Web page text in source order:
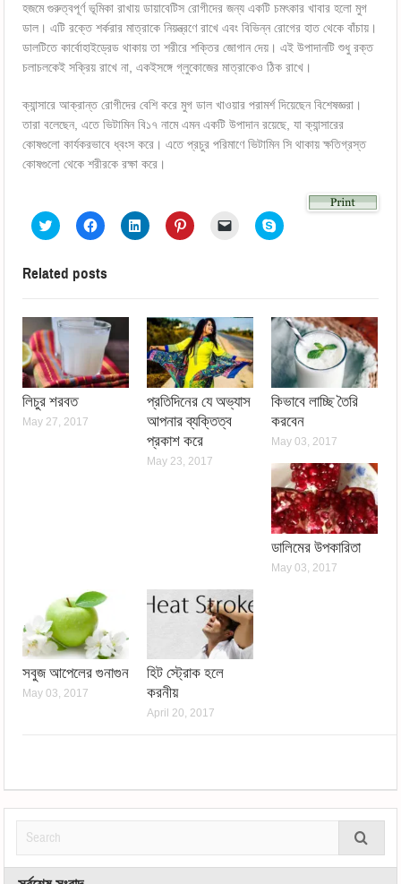
হজমে গুরুত্বপূর্ণ ভূমিকা রাখায় ডায়াবেটিস রোগীদের জন্য একটি চমৎকার খাবার হলো মুগ
ডাল। এটি রক্তে শর্করার মাত্রাকে নিয়ন্ত্রণে রাখে এবং বিভিন্ন রোগের হাত থেকে বাঁচায়।
ডালটিতে কার্বোহাইড্রেড থাকায় তা শরীরে শক্তির জোগান দেয়। এই উপাদানটি শুধু রক্ত
চলাচলকেই সক্রিয় রাখে না, একইসঙ্গে গ্লুকোজের মাত্রাকেও ঠিক রাখে।
ক্যান্সারে আক্রান্ত রোগীদের বেশি করে মুগ ডাল খাওয়ার পরামর্শ দিয়েছেন বিশেষজ্ঞরা।
তারা বলেছেন, এতে ভিটামিন বি১৭ নামে এমন একটি উপাদান রয়েছে, যা ক্যান্সারের
কোষগুলো কার্যকরভাবে ধ্বংস করে। এতে প্রচুর পরিমাণে ভিটামিন সি থাকায় ক্ষতিগ্রস্ত
কোষগুলো থেকে শরীরকে রক্ষা করে।
Click
to
Twitter
(Opens
window)
Click
to
Facebook
(Opens
window)
Click
to
window)
Click
to
window)
Click
(Opens
in
new
window)
Click
to
window)
Related posts
লিচুর শরবত
May 27, 2017
প্রতিদিনের যে অভ্যাস
আপনার ব্যক্তিত্ব
প্রকাশ করে
May 23, 2017
কিভাবে লাচ্ছি তৈরি
করবেন
May 03, 2017
ডালিমের উপকারিতা
May 03, 2017
সবুজ আপেলের গুনাগুন
May 03, 2017
হিট স্ট্রোক হলে
করনীয়
April 20, 2017